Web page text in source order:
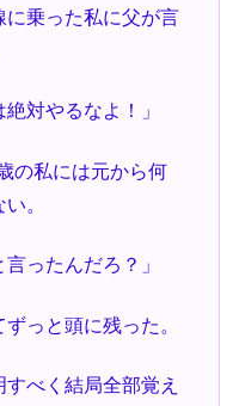
乗った私に父が言
対やるなよ！」
の私には元から何
。
ったんだろ？」
っと頭に残った。
べく結局全部覚え